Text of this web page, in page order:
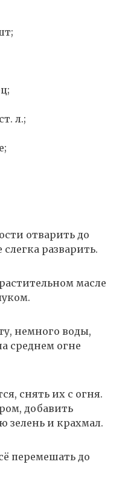
л.;
отварить до
разварить.
масле
немного воды,
среднем огне
снять их с огня.
добавить
зелень и крахмал.
перемешать до